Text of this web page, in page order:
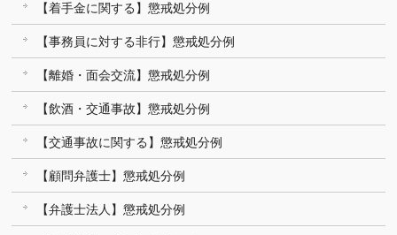
【着手金に関する】懲戒処分例
【事務員に対する非行】懲戒処分例
【離婚・面会交流】懲戒処分例
【飲酒・交通事故】懲戒処分例
【交通事故に関する】懲戒処分例
【顧問弁護士】懲戒処分例
【弁護士法人】懲戒処分例